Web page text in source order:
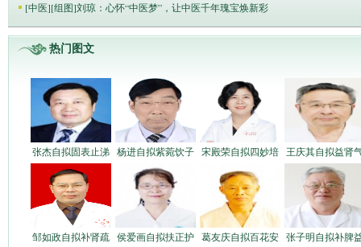
[中医][组图]刘琼：心怀“中医梦”，让中医千年瑰宝焕新彩
热门图文
张杰自拟固表止涕 杨进自拟紫菀饮子 宋殿荣自拟四妙培 王庆其自拟益肾
邹如政自拟补肾疏 侯爱画自拟扶正护 葛友庆自拟百花安 张子明自拟补脾